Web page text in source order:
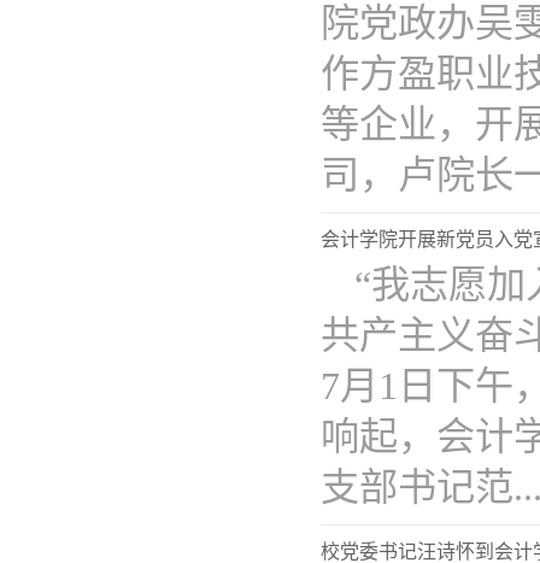
院党政办吴
作方盈职业
等企业，开
司，卢院长
会计学院开展新党员入党
“我志愿
共产主义奋
7月1日下午
响起，会计
支部书记范
校党委书记汪诗怀到会计